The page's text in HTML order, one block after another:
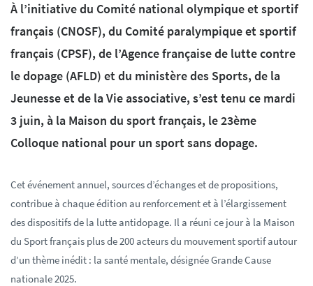
À l’initiative du Comité national olympique et sportif
français (CNOSF), du Comité paralympique et sportif
français (CPSF), de l’Agence française de lutte contre
le dopage (AFLD) et du ministère des Sports, de la
Jeunesse et de la Vie associative, s’est tenu ce mardi
3 juin, à la Maison du sport français, le 23ème
Colloque national pour un sport sans dopage.
Cet événement annuel, sources d’échanges et de propositions,
contribue à chaque édition au renforcement et à l’élargissement
des dispositifs de la lutte antidopage. Il a réuni ce jour à la Maison
du Sport français plus de 200 acteurs du mouvement sportif autour
d’un thème inédit : la santé mentale, désignée Grande Cause
nationale 2025.